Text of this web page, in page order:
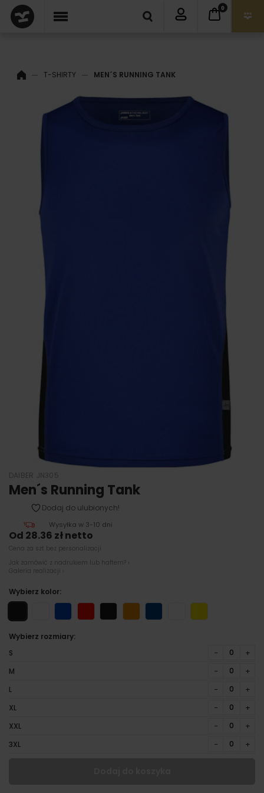
0
T-SHIRTY MEN´S RUNNING TANK
DAIBER JN305
Men´s Running Tank
Dodaj do ulubionych!
Wysyłka w 3-10 dni
Od 28.36 zł netto
Cena za szt bez personalizacji
Jak zamówić z nadrukiem lub haftem? ›
Galeria realizacji ›
Wybierz kolor:
Wybierz rozmiary:
S
− +
M − +
L − +
XL − +
XXL − +
3XL − +